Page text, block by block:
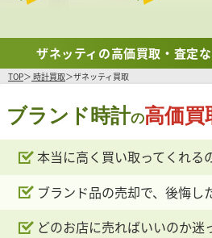
ザネッティの高価買取・査定
TOP 時計買取 ザネッティ買取
ブランド時計の高価買
本当に高く買い取ってくれる
ブランド品の売却で、後悔し
どのお店に売ればいいのか迷